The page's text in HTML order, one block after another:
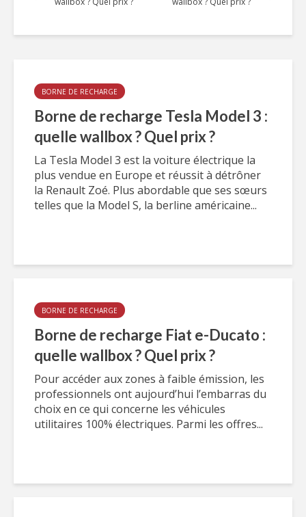
BORNE DE RECHARGE
Borne de recharge Tesla Model 3 :
quelle wallbox ? Quel prix ?
La Tesla Model 3 est la voiture électrique la
plus vendue en Europe et réussit à détrôner
la Renault Zoé. Plus abordable que ses sœurs
telles que la Model S, la berline américaine...
BORNE DE RECHARGE
Borne de recharge Fiat e-Ducato :
quelle wallbox ? Quel prix ?
Pour accéder aux zones à faible émission, les
professionnels ont aujourd’hui l’embarras du
choix en ce qui concerne les véhicules
utilitaires 100% électriques. Parmi les offres...